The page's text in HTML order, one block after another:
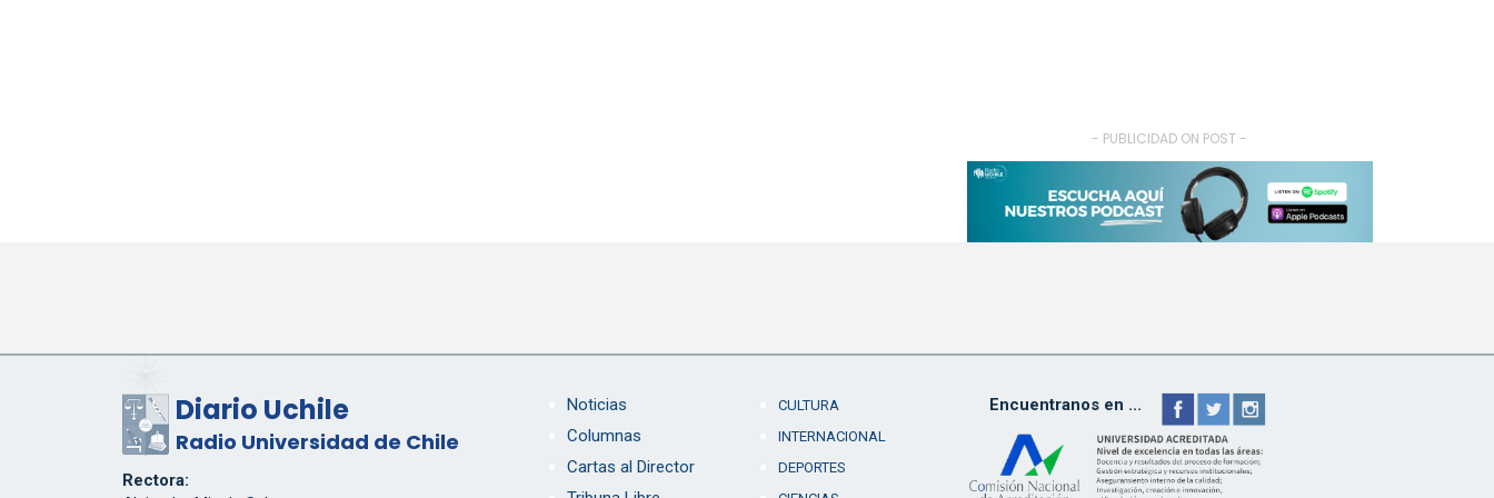
- PUBLICIDAD ON POST -
Diario Uchile
Radio Universidad de Chile
Rectora:
Noticias
Columnas
Cartas al Director
CULTURA
INTERNACIONAL
DEPORTES
Encuentranos en ...